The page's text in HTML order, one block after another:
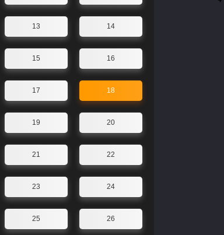
13 14
15 16
17 18
19 20
21 22
23 24
25 26